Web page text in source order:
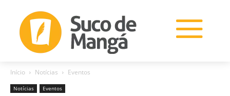
Início Notícias Eventos
Notícias Eventos